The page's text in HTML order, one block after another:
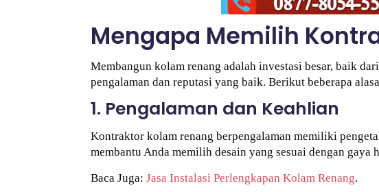
Mengapa Memilih
Membangun kolam renang adalah investasi besar, baik
pengalaman dan reputasi yang baik. Berikut beberapa
1. Pengalaman dan Keahlian
Kontraktor kolam renang berpengalaman memiliki
membantu Anda memilih desain yang sesuai dengan
Baca Juga:Jasa Instalasi Perlengkapan Kolam Renang.